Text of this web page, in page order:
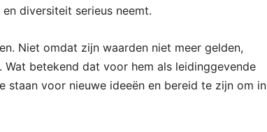
diversiteit serieus neemt.
Niet omdat zijn waarden niet meer gelden,
betekend dat voor hem als leidinggevende
voor nieuwe ideeën en bereid te zijn om in